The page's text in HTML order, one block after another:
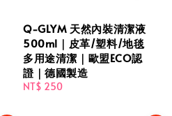
Q-GLYM 天然內裝清潔液
500ml｜皮革/塑料/地毯
多用途清潔｜歐盟ECO認
證｜德國製造
Regular
NT$ 250